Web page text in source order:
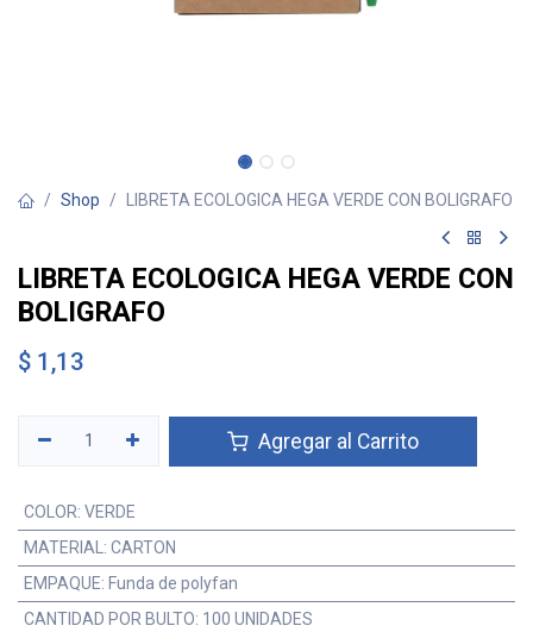
Shop LIBRETA ECOLOGICA HEGA VERDE CON BOLIGRAFO
LIBRETA ECOLOGICA HEGA VERDE CON
BOLIGRAFO
$ 1,13
Agregar al Carrito
COLOR: VERDE
MATERIAL : CARTON
EMPAQUE: Funda de polyfan
CANTIDAD POR BULTO: 100 UNIDADES